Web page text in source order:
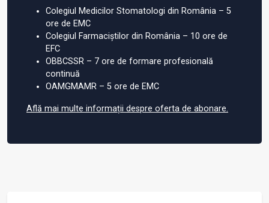
Colegiul Medicilor Stomatologi din România – 5
ore de EMC
Colegiul Farmaciștilor din România – 10 ore de
EFC
OBBCSSR – 7 ore de formare profesională
continuă
OAMGMAMR – 5 ore de EMC
Află mai multe informații despre oferta de abonare.